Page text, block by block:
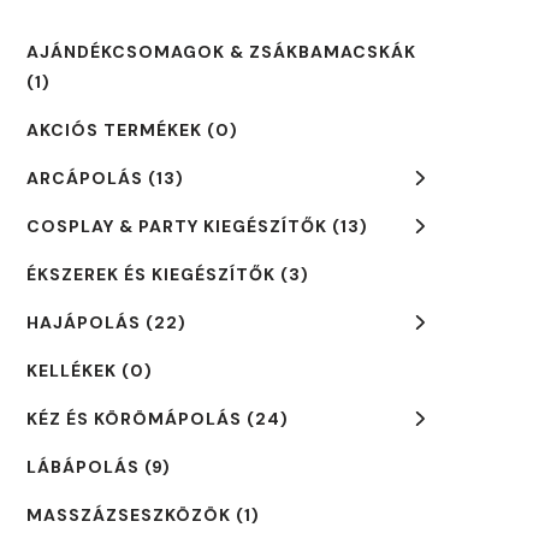
AJÁNDÉKCSOMAGOK & ZSÁKBAMACSKÁK
(1)
AKCIÓS TERMÉKEK (0)
ARCÁPOLÁS (13)
COSPLAY & PARTY KIEGÉSZÍTŐK (13)
ÉKSZEREK ÉS KIEGÉSZÍTŐK (3)
HAJÁPOLÁS (22)
KELLÉKEK (0)
KÉZ ÉS KÖRÖMÁPOLÁS (24)
LÁBÁPOLÁS (9)
MASSZÁZSESZKÖZÖK (1)